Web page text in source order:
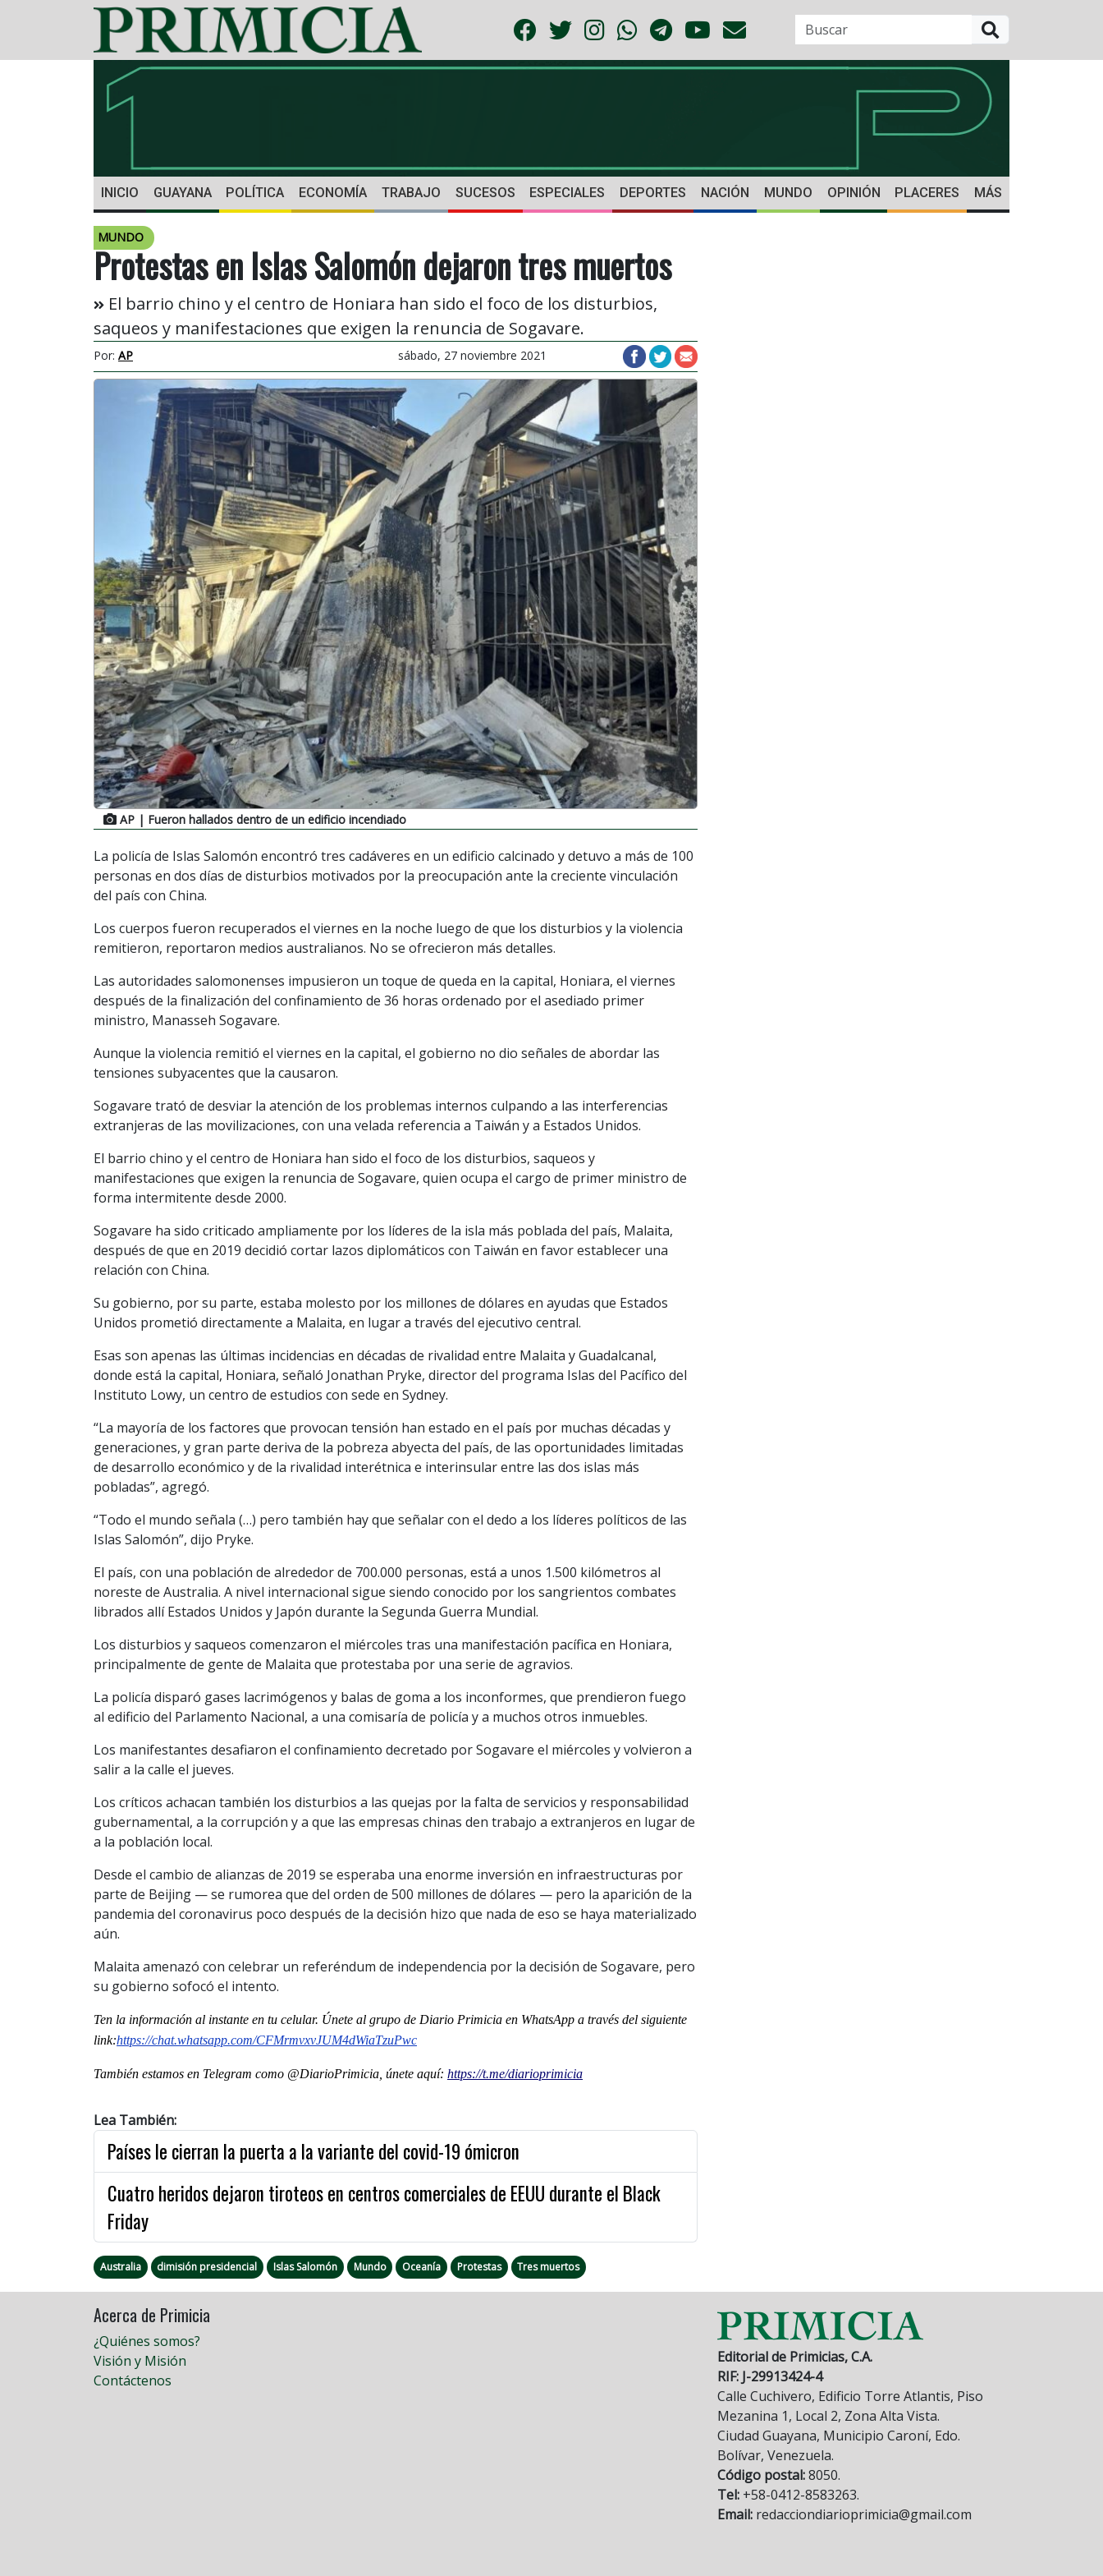
INICIO GUAYANA POLÍTICA ECONOMÍA TRABAJO SUCESOS ESPECIALES DEPORTES NACIÓN MUNDO OPINIÓN PLACERES MÁS
MUNDO
Protestas en Islas Salomón dejaron tres muertos
El barrio chino y el centro de Honiara han sido el foco de los disturbios,
saqueos y manifestaciones que exigen la renuncia de Sogavare.
Por: AP sábado, 27 noviembre 2021
AP | Fueron hallados dentro de un edificio incendiado
La policía de Islas Salomón encontró tres cadáveres en un edificio calcinado y detuvo a más de 100
personas en dos días de disturbios motivados por la preocupación ante la creciente vinculación
del país con China.
Los cuerpos fueron recuperados el viernes en la noche luego de que los disturbios y la violencia
remitieron, reportaron medios australianos. No se ofrecieron más detalles.
Las autoridades salomonenses impusieron un toque de queda en la capital, Honiara, el viernes
después de la finalización del confinamiento de 36 horas ordenado por el asediado primer
ministro, Manasseh Sogavare.
Aunque la violencia remitió el viernes en la capital, el gobierno no dio señales de abordar las
tensiones subyacentes que la causaron.
Sogavare trató de desviar la atención de los problemas internos culpando a las interferencias
extranjeras de las movilizaciones, con una velada referencia a Taiwán y a Estados Unidos.
El barrio chino y el centro de Honiara han sido el foco de los disturbios, saqueos y
manifestaciones que exigen la renuncia de Sogavare, quien ocupa el cargo de primer ministro de
forma intermitente desde 2000.
Sogavare ha sido criticado ampliamente por los líderes de la isla más poblada del país, Malaita,
después de que en 2019 decidió cortar lazos diplomáticos con Taiwán en favor establecer una
relación con China.
Su gobierno, por su parte, estaba molesto por los millones de dólares en ayudas que Estados
Unidos prometió directamente a Malaita, en lugar a través del ejecutivo central.
Esas son apenas las últimas incidencias en décadas de rivalidad entre Malaita y Guadalcanal,
donde está la capital, Honiara, señaló Jonathan Pryke, director del programa Islas del Pacífico del
Instituto Lowy, un centro de estudios con sede en Sydney.
“La mayoría de los factores que provocan tensión han estado en el país por muchas décadas y
generaciones, y gran parte deriva de la pobreza abyecta del país, de las oportunidades limitadas
de desarrollo económico y de la rivalidad interétnica e interinsular entre las dos islas más
pobladas”, agregó.
“Todo el mundo señala (…) pero también hay que señalar con el dedo a los líderes políticos de las
Islas Salomón”, dijo Pryke.
El país, con una población de alrededor de 700.000 personas, está a unos 1.500 kilómetros al
noreste de Australia. A nivel internacional sigue siendo conocido por los sangrientos combates
librados allí Estados Unidos y Japón durante la Segunda Guerra Mundial.
Los disturbios y saqueos comenzaron el miércoles tras una manifestación pacífica en Honiara,
principalmente de gente de Malaita que protestaba por una serie de agravios.
La policía disparó gases lacrimógenos y balas de goma a los inconformes, que prendieron fuego
al edificio del Parlamento Nacional, a una comisaría de policía y a muchos otros inmuebles.
Los manifestantes desafiaron el confinamiento decretado por Sogavare el miércoles y volvieron a
salir a la calle el jueves.
Los críticos achacan también los disturbios a las quejas por la falta de servicios y responsabilidad
gubernamental, a la corrupción y a que las empresas chinas den trabajo a extranjeros en lugar de
a la población local.
Desde el cambio de alianzas de 2019 se esperaba una enorme inversión en infraestructuras por
parte de Beijing — se rumorea que del orden de 500 millones de dólares — pero la aparición de la
pandemia del coronavirus poco después de la decisión hizo que nada de eso se haya materializado
aún.
Malaita amenazó con celebrar un referéndum de independencia por la decisión de Sogavare, pero
su gobierno sofocó el intento.
Ten la información al instante en tu celular. Únete al grupo de Diario Primicia en WhatsApp a través del siguiente
link:https://chat.whatsapp.com/CFMrmvxvJUM4dWiaTzuPwc
También estamos en Telegram como @DiarioPrimicia, únete aquí: https://t.me/diarioprimicia
Lea También:
Países le cierran la puerta a la variante del covid-19 ómicron
Cuatro heridos dejaron tiroteos en centros comerciales de EEUU durante el Black
Friday
Australia dimisión presidencial Islas Salomón Mundo Oceanía Protestas Tres muertos
Acerca de Primicia
¿Quiénes somos?
Visión y Misión
Contáctenos
Editorial de Primicias, C.A.
RIF: J-29913424-4
Calle Cuchivero, Edificio Torre Atlantis, Piso
Mezanina 1, Local 2, Zona Alta Vista.
Ciudad Guayana, Municipio Caroní, Edo.
Bolívar, Venezuela.
Código postal:8050.
Tel: +58-0412-8583263.
Email: redacciondiarioprimicia@gmail.com